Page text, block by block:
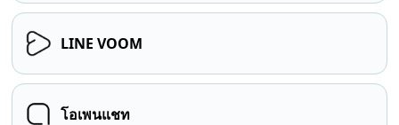
LINE VOOM
โอเพนแชท